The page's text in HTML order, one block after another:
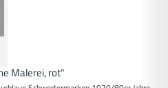
Malerei, rot"